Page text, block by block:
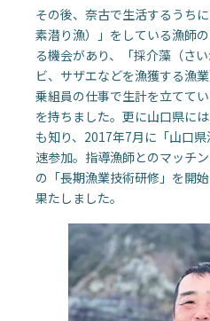
その後、奈古で生活するうち
素潜り漁）」をしている漁師
る機会があり、「採介藻（さ
ビ、サザエなどを漁獲する漁
乗組員の仕事で生計を立てて
を持ちました。更に山口県に
も知り、2017年7月に「山口
速参加。指導漁師とのマッチ
の「長期漁業技術研修」を開
果たしました。